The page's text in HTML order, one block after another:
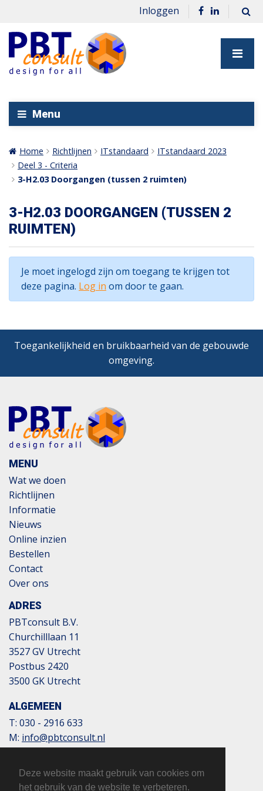
Deze website maakt gebruik van cookies om
het gebruik van de website te verbeteren.
Inloggen
Menu
Home Richtlijnen ITstandaard
ITstandaard 2023
Deel 3 - Criteria
3-H2.03 Doorgangen (tussen 2 ruimten)
3-H2.03 DOORGANGEN (TUSSEN 2
RUIMTEN)
Je moet ingelogd zijn om toegang te krijgen tot
deze pagina. Log in om door te gaan.
Toegankelijkheid en bruikbaarheid van de gebouwde
omgeving.
MENU
Wat we doen
Richtlijnen
Informatie
Nieuws
Online inzien
Bestellen
Contact
Over ons
ADRES
PBTconsult B.V.
Churchilllaan 11
3527 GV Utrecht
Postbus 2420
3500 GK Utrecht
ALGEMEEN
T: 030 - 2916 633
M: info@pbtconsult.nl
BTW: 817124305B01
KvK: 32110854